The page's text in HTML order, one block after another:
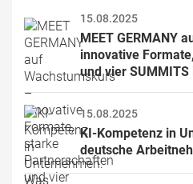
15.08.2025
MEET GERMANY
innovative
und vier
15.08.2025
KI-Kompetenz in
deutsche